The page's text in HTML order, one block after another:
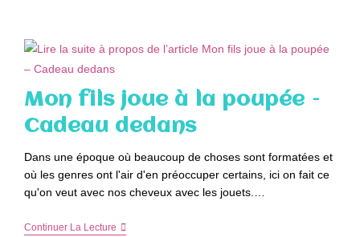
Mon fils joue à la poupée –
Cadeau dedans
Dans une époque où beaucoup de choses sont formatées et
où les genres ont l'air d'en préoccuper certains, ici on fait ce
qu'on veut avec nos cheveux avec les jouets.…
Continuer La LectureMon